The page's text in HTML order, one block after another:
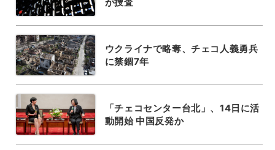
ウクライナで略奪、チェコ人義勇兵
に禁錮7年
「チェコセンター台北」、14日に活
動開始 中国反発か